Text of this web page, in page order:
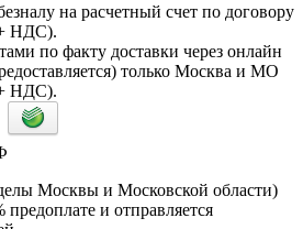
на расчетный счет по договору
НДС).
по факту доставки через онлайн
только Москва и МО
НДС).
Москвы и Московской области)
предоплате и отправляется